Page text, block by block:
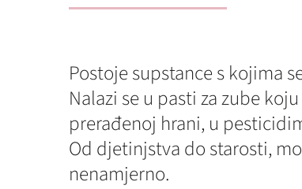
Postoje supstance s kojima
Nalazi se u pasti za zube
prerađenoj hrani, u
Od djetinjstva do starosti,
nenamjerno.